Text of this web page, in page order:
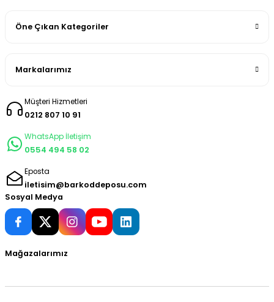
Öne Çıkan Kategoriler
Markalarımız
Müşteri Hizmetleri
0212 807 10 91
WhatsApp İletişim
0554 494 58 02
Eposta
iletisim@barkoddeposu.com
Sosyal Medya
Mağazalarımız